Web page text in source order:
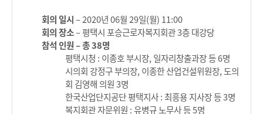
회의 일시– 2020년 06월 29일(월) 11:00
회의 장소– 평택시 포승근로자복지회관 3층 대강당
참석 인원 – 총 38명
평택시청 : 이종호 부시장, 일자리창출과장 등 6명
시의회 강정구 부의장, 이종한 산업건설위원장, 도의
회 김영해 의원 3명
한국산업단지공단 평택지사 : 최흥용 지사장 등 3명
복지회관 자문위원 : 유병규 노무사 등 5명